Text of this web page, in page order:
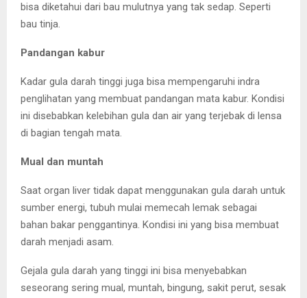
bisa diketahui dari bau mulutnya yang tak sedap. Seperti
bau tinja.
Pandangan kabur
Kadar gula darah tinggi juga bisa mempengaruhi indra
penglihatan yang membuat pandangan mata kabur. Kondisi
ini disebabkan kelebihan gula dan air yang terjebak di lensa
di bagian tengah mata.
Mual dan muntah
Saat organ liver tidak dapat menggunakan gula darah untuk
sumber energi, tubuh mulai memecah lemak sebagai
bahan bakar penggantinya. Kondisi ini yang bisa membuat
darah menjadi asam.
Gejala gula darah yang tinggi ini bisa menyebabkan
seseorang sering mual, muntah, bingung, sakit perut, sesak